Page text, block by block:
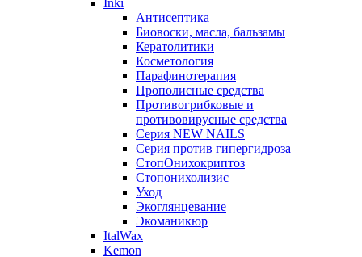
Inki
Антисептика
Биовоски, масла, бальзамы
Кератолитики
Косметология
Парафинотерапия
Прополисные средства
Противогрибковые и
противовирусные средства
Серия NEW NAILS
Серия против гипергидроза
СтопОнихокриптоз
Стопонихолизис
Уход
Экоглянцевание
Экоманикюр
ItalWax
Kemon